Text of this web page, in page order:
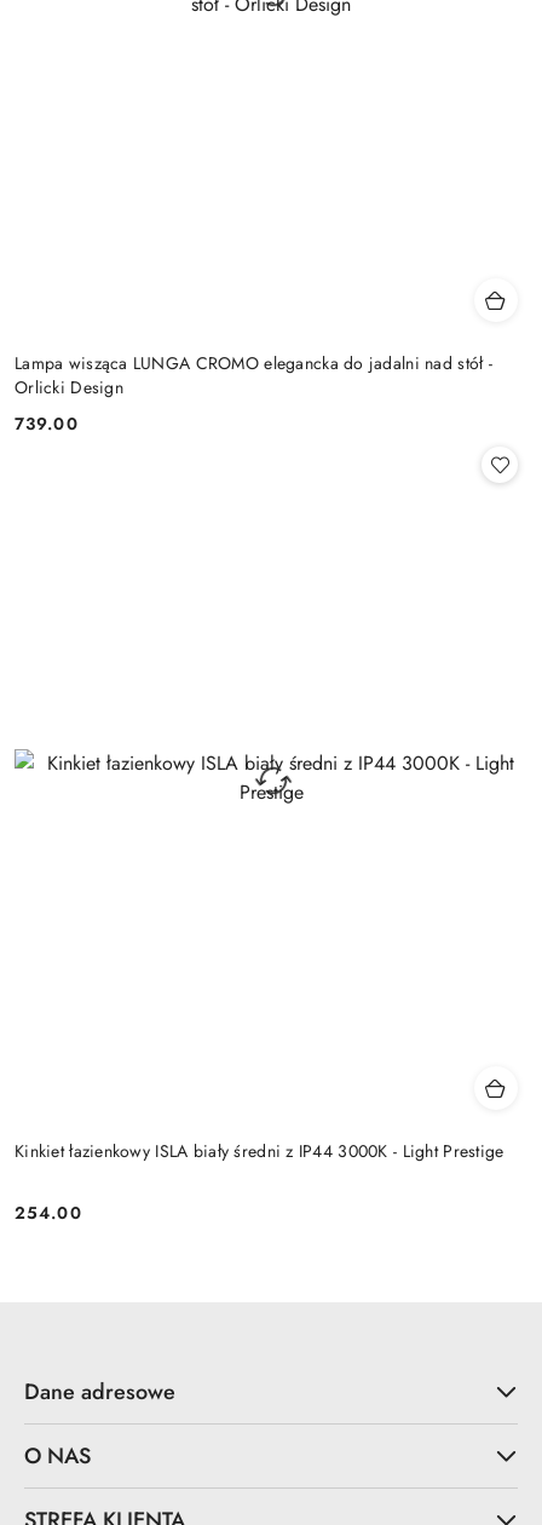
Lampa wisząca LUNGA CROMO elegancka do jadalni nad stół -
Orlicki Design
Cena:
739.00
Kinkiet łazienkowy ISLA biały średni z IP44 3000K - Light Prestige
Cena:
254.00
Dane adresowe
O NAS